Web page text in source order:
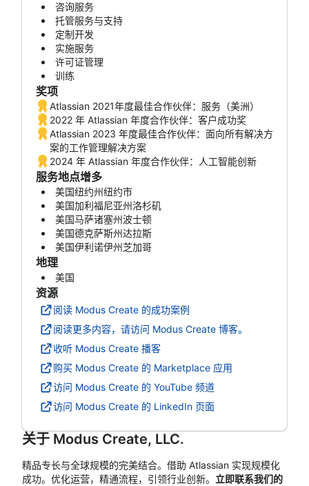
服务地点增多
美国纽约州纽约市
美国加利福尼亚州洛杉矶
美国马萨诸塞州波士顿
美国德克萨斯州达拉斯
美国伊利诺伊州芝加哥
奖项
Atlassian 2021年度最佳合作伙伴：服务（美洲）
2022 年 Atlassian 年度合作伙伴：客户成功奖
Atlassian 2023 年度最佳合作伙伴：面向所有解决方
案的工作管理解决方案
2024 年 Atlassian 年度合作伙伴：人工智能创新
资源
阅读 Modus Create 的成功案例
阅读更多内容，请访问 Modus Create 博客。
收听 Modus Create 播客
购买 Modus Create 的 Marketplace 应用
访问 Modus Create 的 YouTube 频道
访问 Modus Create 的 LinkedIn 页面
地理
美国
咨询服务
托管服务与支持
定制开发
实施服务
许可证管理
训练
关于 Modus Create, LLC.
精品专长与全球规模的完美结合。借助 Atlassian 实现规模化
成功。优化运营，精通流程，引领行业创新。 立即联系我们的